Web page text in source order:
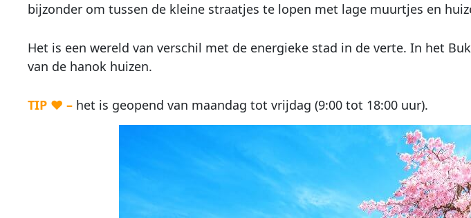
bijzonder om tussen de kleine straatjes te lopen met lage muurtjes en
Het is een wereld van verschil met de energieke stad in de verte. In het
van de hanok huizen.
TIP ♥ –het is geopend van maandag tot vrijdag (9:00 tot 18:00 uur).